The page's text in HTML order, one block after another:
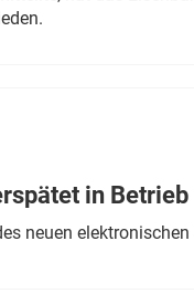
in Betrieb
neuen